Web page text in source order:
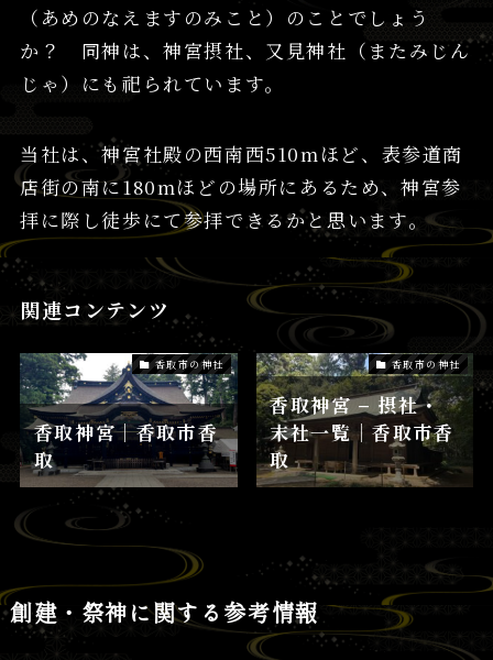
（あめのなえますのみこと）のことでしょう
か？ 同神は、神宮摂社、又見神社（またみじん
じゃ）にも祀られています。
当社は、神宮社殿の西南西510mほど、表参道商
店街の南に180mほどの場所にあるため、神宮参
拝に際し徒歩にて参拝できるかと思います。
関連コンテンツ
香取市の神社
香取神宮│香取市香
取
香取市の神社
香取神宮 – 摂社・
末社一覧│香取市香
取
創建・祭神に関する参考情報